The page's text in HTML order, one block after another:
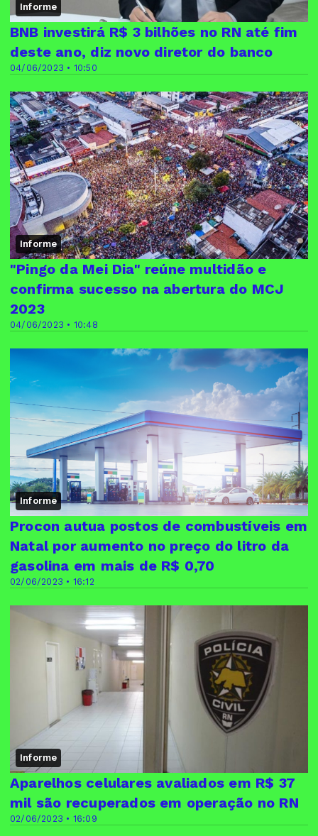
Informe
04/06/2023 • 10:50
BNB investirá R$ 3 bilhões no RN até fim
deste ano, diz novo diretor do banco
Informe
04/06/2023 • 10:48
"Pingo da Mei Dia" reúne multidão e
confirma sucesso na abertura do MCJ
2023
Informe
02/06/2023 • 16:12
Procon autua postos de combustíveis em
Natal por aumento no preço do litro da
gasolina em mais de R$ 0,70
Informe
02/06/2023 • 16:09
Aparelhos celulares avaliados em R$ 37
mil são recuperados em operação no RN